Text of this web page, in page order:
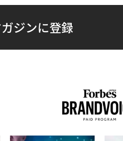
ジンに登録